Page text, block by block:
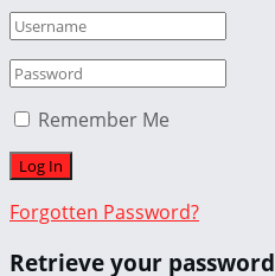
Remember Me
Forgotten Password?
Retrieve your password